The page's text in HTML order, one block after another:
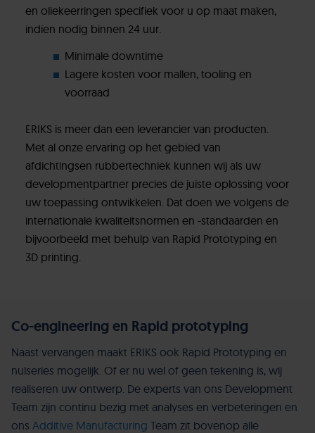
en oliekeerringen specifiek voor u op maat maken,
indien nodig binnen 24 uur.
Minimale downtime
Lagere kosten voor mallen, tooling en
voorraad
ERIKS is meer dan een leverancier van producten.
Met al onze ervaring op het gebied van
afdichtingsen rubbertechniek kunnen wij als uw
developmentpartner precies de juiste oplossing voor
uw toepassing ontwikkelen. Dat doen we volgens de
internationale kwaliteitsnormen en -standaarden en
bijvoorbeeld met behulp van Rapid Prototyping en
3D printing.
Co-engineering en Rapid prototyping
Naast vervangen maakt ERIKS ook Rapid Prototyping en
nulseries mogelijk. Of er nu wel of geen tekening is, wij
realiseren uw ontwerp. De experts van ons Development
Team zijn continu bezig met analyses en verbeteringen en
ons Additive Manufacturing Team zit bovenop alle